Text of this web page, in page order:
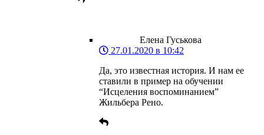
Елена Гуськова
27.01.2020 в 10:42
Да, это известная история. И нам ее
ставили в пример на обучении
“Исцеления воспоминанием”
Жильбера Рено.